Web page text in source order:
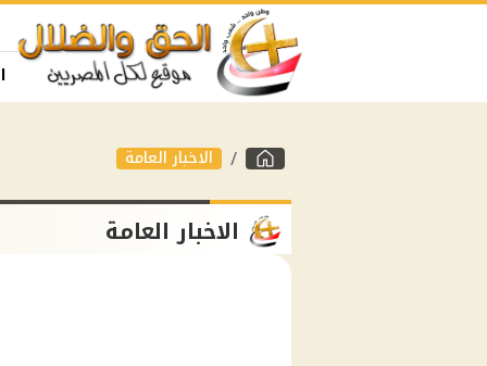
الاخبار العامة
الاخبار العامة